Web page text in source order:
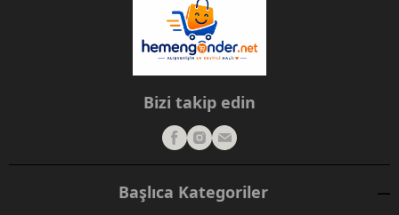
Bizi takip edin
Başlıca Kategoriler